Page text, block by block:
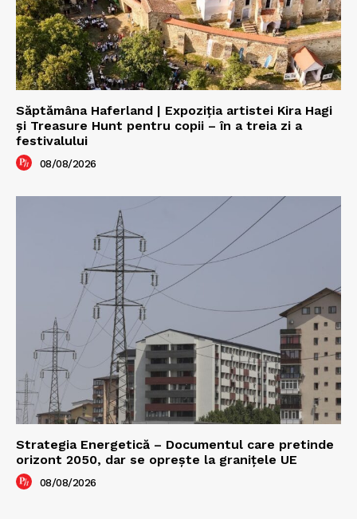
Săptămâna Haferland | Expoziţia artistei Kira Hagi
şi Treasure Hunt pentru copii – în a treia zi a
festivalului
08/08/2026
Strategia Energetică – Documentul care pretinde
orizont 2050, dar se oprește la granițele UE
08/08/2026